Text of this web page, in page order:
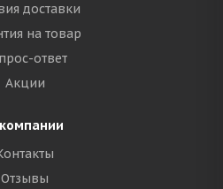
доставки
на товар
ответ
Акции
Отзывы